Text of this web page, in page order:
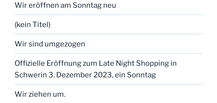
Wir eröffnen am Sonntag neu
(kein Titel)
Wir sind umgezogen
Offizielle Eröffnung zum Late Night Shopping in
Schwerin 3. Dezember 2023, ein Sonntag
Wir ziehen um.